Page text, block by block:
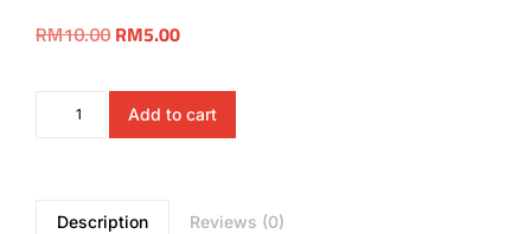
RM10.00 RM5.00
Add to cart
Description Reviews (0)